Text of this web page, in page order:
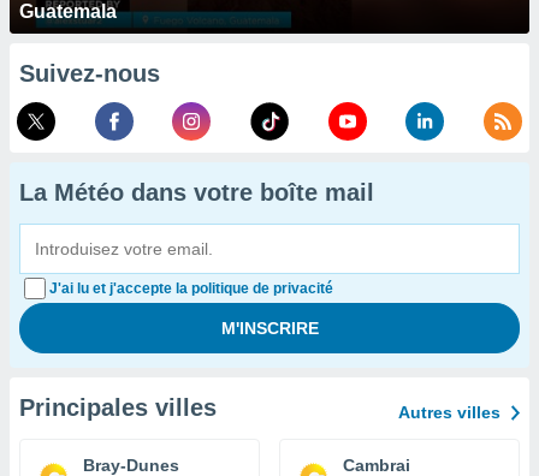
Guatemala
Suivez-nous
La Météo dans votre boîte mail
J'ai lu et j'accepte la politique de privacité
Principales villes Autres villes
Bray-Dunes Cambrai